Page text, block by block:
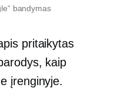
bandymas
pritaikytas
kaip
įrenginyje.